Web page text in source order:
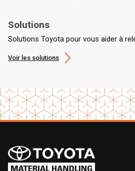
Solutions
Solutions Toyota pour vous aider à
Voir les solutions